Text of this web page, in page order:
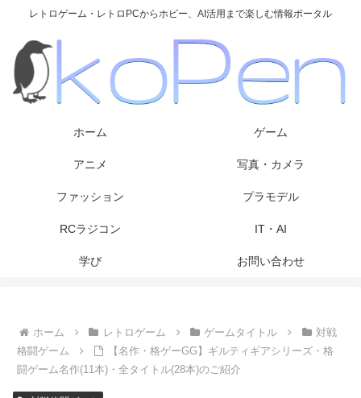
レトロゲーム・レトロPCからホビー、AI活用まで楽しむ情報ポータル
ホーム ゲーム
アニメ 写真・カメラ
ファッション プラモデル
RCラジコン IT・AI
学び お問い合わせ
ホーム レトロゲーム ゲームタイトル
対戦
格闘ゲーム
【名作・格ゲーGG】ギルティギアシリーズ・格
闘ゲーム名作(11本)・全タイトル(28本)のご紹介